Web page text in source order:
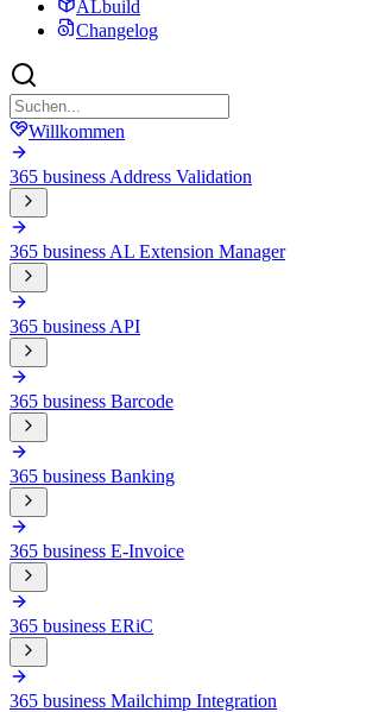
ALbuild
Changelog
Willkommen
365 business Address Validation
365 business AL Extension Manager
365 business API
365 business Barcode
365 business Banking
365 business E-Invoice
365 business ERiC
365 business Mailchimp Integration